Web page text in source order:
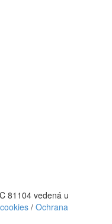
81104 vedená u
/ Ochrana